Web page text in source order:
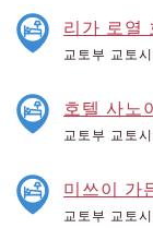
리가 로열
교토부 교토
호텔 사노
교토부 교토
미쓰이 가
교토부 교토